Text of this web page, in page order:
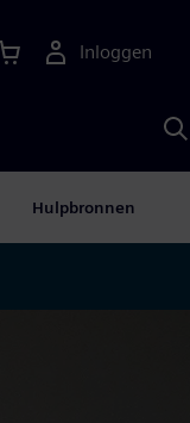
Inloggen
Hulpbronnen